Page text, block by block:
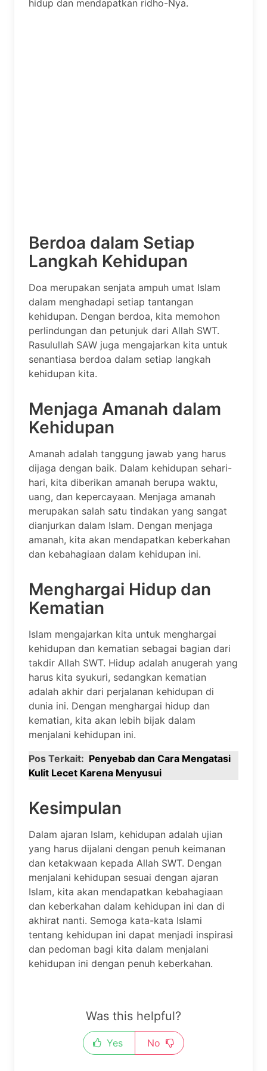
hidup dan mendapatkan ridho-Nya.
Berdoa dalam Setiap
Langkah Kehidupan
Doa merupakan senjata ampuh umat Islam
dalam menghadapi setiap tantangan
kehidupan. Dengan berdoa, kita memohon
perlindungan dan petunjuk dari Allah SWT.
Rasulullah SAW juga mengajarkan kita untuk
senantiasa berdoa dalam setiap langkah
kehidupan kita.
Menjaga Amanah dalam
Kehidupan
Amanah adalah tanggung jawab yang harus
dijaga dengan baik. Dalam kehidupan sehari-
hari, kita diberikan amanah berupa waktu,
uang, dan kepercayaan. Menjaga amanah
merupakan salah satu tindakan yang sangat
dianjurkan dalam Islam. Dengan menjaga
amanah, kita akan mendapatkan keberkahan
dan kebahagiaan dalam kehidupan ini.
Menghargai Hidup dan
Kematian
Islam mengajarkan kita untuk menghargai
kehidupan dan kematian sebagai bagian dari
takdir Allah SWT. Hidup adalah anugerah yang
harus kita syukuri, sedangkan kematian
adalah akhir dari perjalanan kehidupan di
dunia ini. Dengan menghargai hidup dan
kematian, kita akan lebih bijak dalam
menjalani kehidupan ini.
Pos Terkait: Penyebab dan Cara Mengatasi
Kulit Lecet Karena Menyusui
Kesimpulan
Dalam ajaran Islam, kehidupan adalah ujian
yang harus dijalani dengan penuh keimanan
dan ketakwaan kepada Allah SWT. Dengan
menjalani kehidupan sesuai dengan ajaran
Islam, kita akan mendapatkan kebahagiaan
dan keberkahan dalam kehidupan ini dan di
akhirat nanti. Semoga kata-kata Islami
tentang kehidupan ini dapat menjadi inspirasi
dan pedoman bagi kita dalam menjalani
kehidupan ini dengan penuh keberkahan.
Was this helpful?
Yes No